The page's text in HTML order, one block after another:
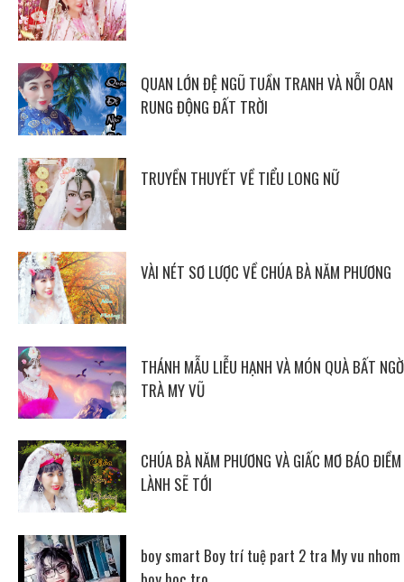
QUAN LỚN ĐỆ NGŨ TUẦN TRANH VÀ NỖI OAN
RUNG ĐỘNG ĐẤT TRỜI
TRUYỀN THUYẾT VỀ TIỂU LONG NỮ
VÀI NÉT SƠ LƯỢC VỀ CHÚA BÀ NĂM PHƯƠNG
THÁNH MẪU LIỄU HẠNH VÀ MÓN QUÀ BẤT
TRÀ MY VŨ
CHÚA BÀ NĂM PHƯƠNG VÀ GIẤC MƠ BÁO ĐIỀM
LÀNH SẼ TỚI
boy smart Boy trí tuệ part 2 tra My vu nhom